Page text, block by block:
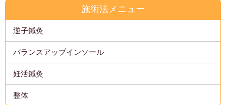
施術法メニュー
逆子鍼灸
バランスアップインソール
妊活鍼灸
整体